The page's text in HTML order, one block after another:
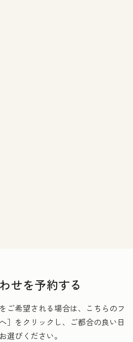
せを予約する
ご希望される場合は、こちらのフ
］をクリックし、ご都合の良い日
選びください。